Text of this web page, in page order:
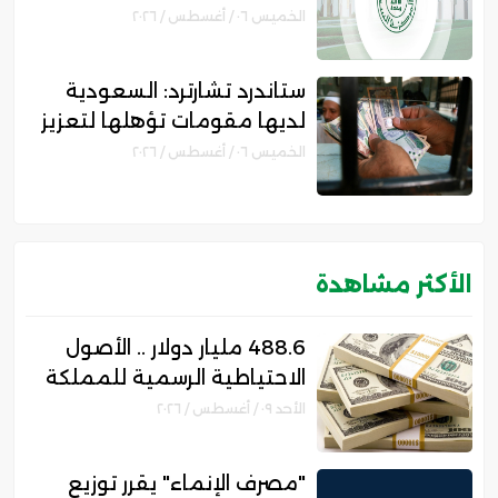
الرقمية لجهات التمويل
الخميس ٠٦ / أغسطس / ٢٠٢٦
ستاندرد تشارترد: السعودية
لديها مقومات تؤهلها لتعزيز
مكانتها بمجال التمويل
الخميس ٠٦ / أغسطس / ٢٠٢٦
الأكثر مشاهدة
488.6 مليار دولار .. الأصول
الاحتياطية الرسمية للمملكة
ترتفع 10% بنهاية يوليو
الأحد ٠٩ / أغسطس / ٢٠٢٦
"مصرف الإنماء" يقرر توزيع